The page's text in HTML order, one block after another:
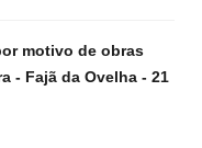
motivo de obras
- Fajã da Ovelha - 21